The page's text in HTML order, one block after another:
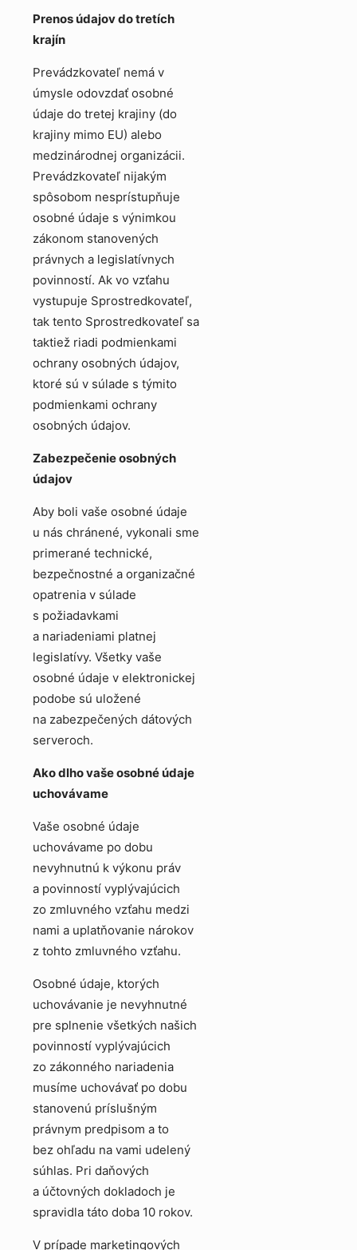
Prenos údajov do tretích
krajín
Prevádzkovateľ nemá v
úmysle odovzdať osobné
údaje do tretej krajiny (do
krajiny mimo EU) alebo
medzinárodnej organizácii.
Prevádzkovateľ nijakým
spôsobom nesprístupňuje
osobné údaje s výnimkou
zákonom stanovených
právnych a legislatívnych
povinností. Ak vo vzťahu
vystupuje Sprostredkovateľ,
tak tento Sprostredkovateľ sa
taktiež riadi podmienkami
ochrany osobných údajov,
ktoré sú v súlade s týmito
podmienkami ochrany
osobných údajov.
Zabezpečenie osobných
údajov
Aby boli vaše osobné údaje
u nás chránené, vykonali sme
primerané technické,
bezpečnostné a organizačné
opatrenia v súlade
s požiadavkami
a nariadeniami platnej
legislatívy. Všetky vaše
osobné údaje v elektronickej
podobe sú uložené
na zabezpečených dátových
serveroch.
Ako dlho vaše osobné údaje
uchovávame
Vaše osobné údaje
uchovávame po dobu
nevyhnutnú k výkonu práv
a povinností vyplývajúcich
zo zmluvného vzťahu medzi
nami a uplatňovanie nárokov
z tohto zmluvného vzťahu.
Osobné údaje, ktorých
uchovávanie je nevyhnutné
pre splnenie všetkých našich
povinností vyplývajúcich
zo zákonného nariadenia
musíme uchovávať po dobu
stanovenú príslušným
právnym predpisom a to
bez ohľadu na vami udelený
súhlas. Pri daňových
a účtovných dokladoch je
spravidla táto doba 10 rokov.
V prípade marketingových